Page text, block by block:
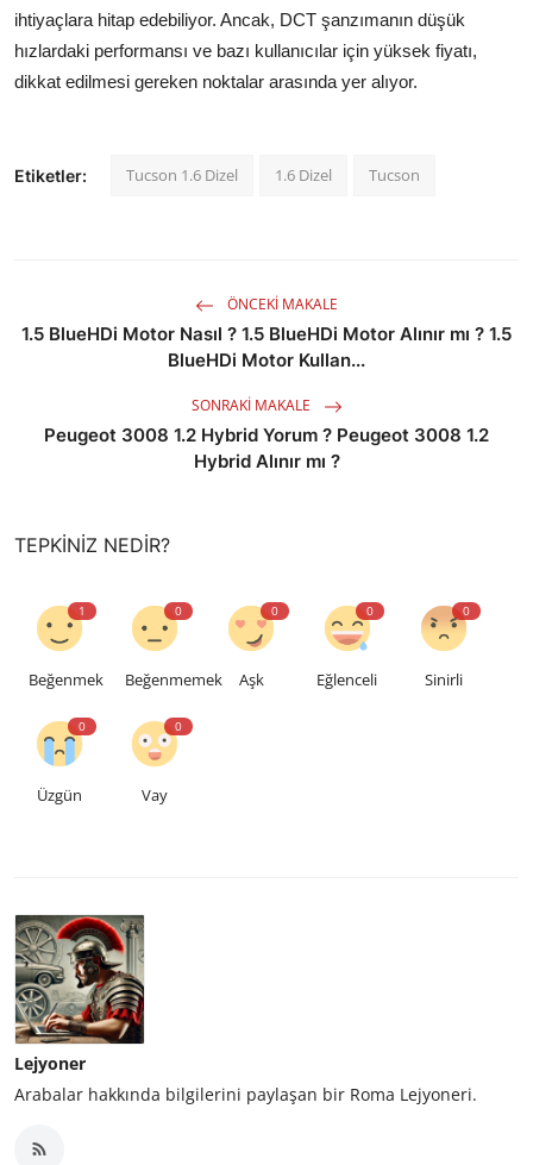
ihtiyaçlara hitap edebiliyor. Ancak, DCT şanzımanın düşük
hızlardaki performansı ve bazı kullanıcılar için yüksek fiyatı,
dikkat edilmesi gereken noktalar arasında yer alıyor.
Etiketler: Tucson 1.6 Dizel 1.6 Dizel Tucson
ÖNCEKI MAKALE
1.5 BlueHDi Motor Nasıl ? 1.5 BlueHDi Motor Alınır mı ? 1.5
BlueHDi Motor Kullan...
SONRAKI MAKALE
Peugeot 3008 1.2 Hybrid Yorum ? Peugeot 3008 1.2
Hybrid Alınır mı ?
TEPKINIZ NEDIR?
1
Beğenmek
0
Beğenmemek
0
Aşk
0
Eğlenceli
0
Sinirli
0
Üzgün
0
Vay
Lejyoner
Arabalar hakkında bilgilerini paylaşan bir Roma Lejyoneri.